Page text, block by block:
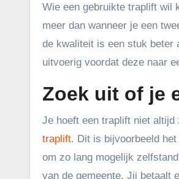
Wie een gebruikte traplift wil
meer dan wanneer je een
de kwaliteit is een stuk beter
uitvoerig voordat deze naar
Zoek uit of je
Je hoeft een traplift niet altijd
traplift. Dit is bijvoorbeeld
om zo lang mogelijk
van de gemeente. Jij betaalt